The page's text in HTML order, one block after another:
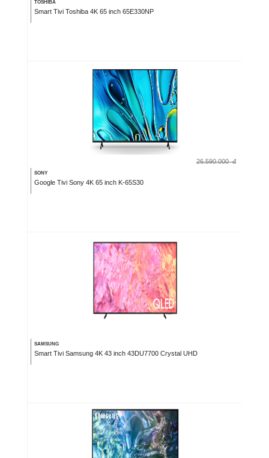
TOSHIBA
Smart Tivi Toshiba 4K 65 inch 65E330NP
26.590.000 đ
SONY
Google Tivi Sony 4K 65 inch K-65S30
SAMSUNG
Smart Tivi Samsung 4K 43 inch 43DU7700 Crystal UHD